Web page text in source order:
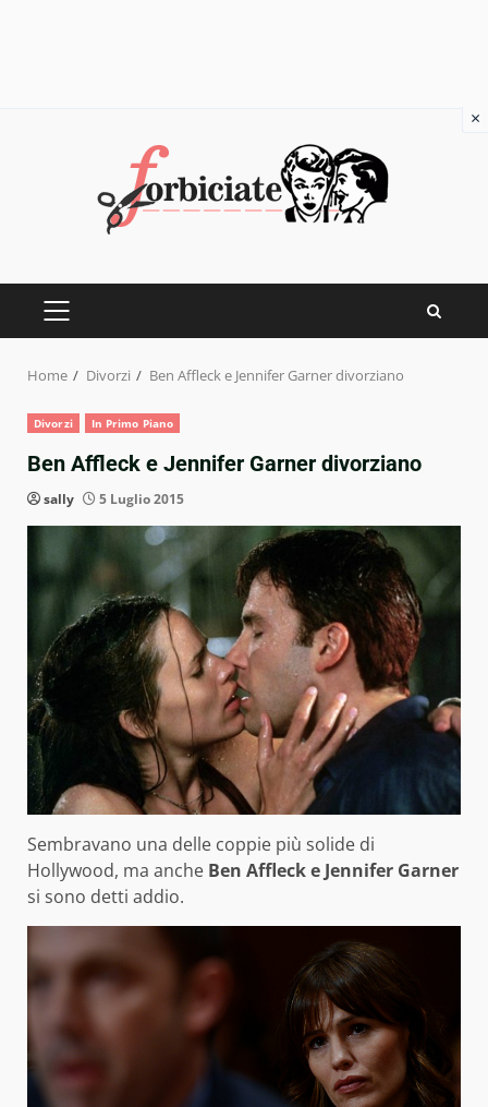
PRIMARY
Home Divorzi Ben Affleck e Jennifer Garner divorziano
Divorzi In Primo Piano
Ben Affleck e Jennifer Garner divorziano
sally 5 Luglio 2015
Sembravano una delle coppie più solide di
Hollywood, ma anche Ben Affleck e Jennifer Garner
si sono detti addio.
×